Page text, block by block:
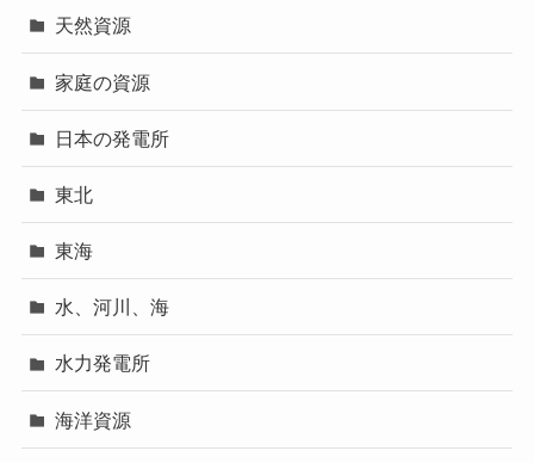
天然資源
家庭の資源
日本の発電所
東北
東海
水、河川、海
水力発電所
海洋資源